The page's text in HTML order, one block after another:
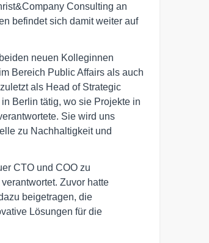
Consulting an
befindet sich damit weiter auf
neuen Kolleginnen
Bereich Public Affairs als auch
als Head of Strategic
Berlin tätig, wo sie Projekte in
Sie wird uns
zu Nachhaltigkeit und
CTO und COO zu
Zuvor hatte
beigetragen, die
Lösungen für die